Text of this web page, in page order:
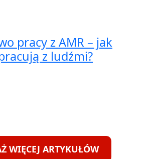
pracy z AMR – jak
z ludźmi?
WIĘCEJ ARTYKUŁÓW